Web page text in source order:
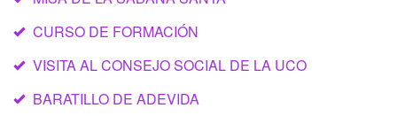
CURSO DE FORMACIÓN
VISITA AL CONSEJO SOCIAL DE LA UCO
BARATILLO DE ADEVIDA